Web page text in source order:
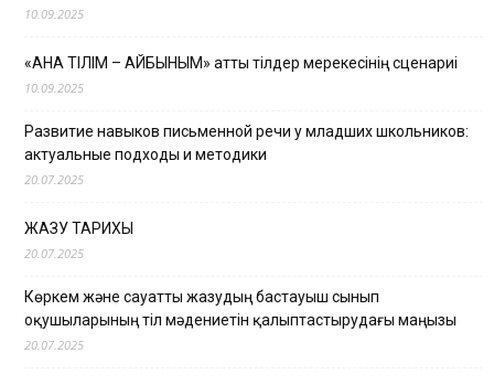
10.09.2025
«АНА ТІЛІМ – АЙБЫНЫМ» атты тілдер мерекесінің сценариі
10.09.2025
Развитие навыков письменной речи у младших школьников:
актуальные подходы и методики
20.07.2025
ЖАЗУ ТАРИХЫ
20.07.2025
Көркем және сауатты жазудың бастауыш сынып
оқушыларының тіл мәдениетін қалыптастырудағы маңызы
20.07.2025